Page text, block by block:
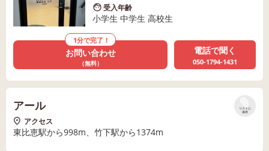
受入年齢
小学生 中学生 高校生
1分で完了！
お問い合わせ
（無料）
電話で聞く
050-1794-1431
リストに
保存
アール
アクセス
東比恵駅から998m、竹下駅から1374m